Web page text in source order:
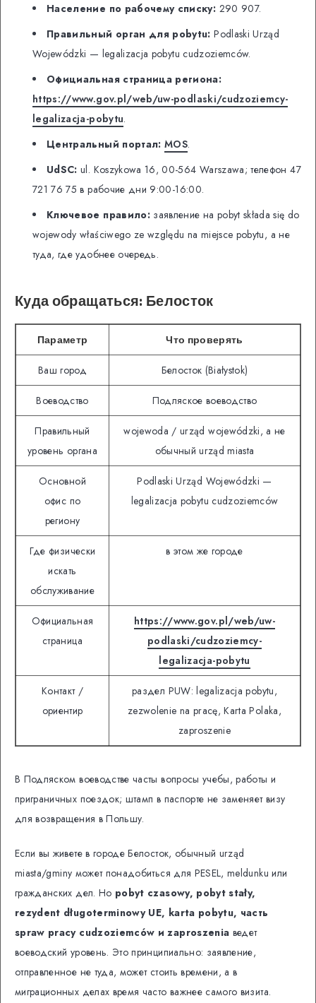
Население по рабочему списку: 290 907.
Правильный орган для pobytu: Podlaski Urząd
Wojewódzki — legalizacja pobytu cudzoziemców.
Официальная страница региона:
https://www.gov.pl/web/uw-podlaski/cudzoziemcy-
legalizacja-pobytu.
Центральный портал: MOS.
UdSC: ul. Koszykowa 16, 00-564 Warszawa; телефон 47
721 76 75 в рабочие дни 9:00-16:00.
Ключевое правило:заявление на pobyt składa się do
wojewody właściwego ze względu na miejsce pobytu, а не
туда, где удобнее очередь.
Куда обращаться: Белосток
Параметр Что проверять
Ваш город Белосток (Białystok)
Воеводство Подляское воеводство
Правильный
уровень органа
wojewoda / urząd wojewódzki, а не
обычный urząd miasta
Основной
офис по
региону
Podlaski Urząd Wojewódzki —
legalizacja pobytu cudzoziemców
Где физически
искать
обслуживание
в этом же городе
Официальная
страница
https://www.gov.pl/web/uw-
podlaski/cudzoziemcy-
legalizacja-pobytu
Контакт /
ориентир
раздел PUW: legalizacja pobytu,
zezwolenie na pracę, Karta Polaka,
zaproszenie
В Подляском воеводстве часты вопросы учебы, работы и
приграничных поездок; штамп в паспорте не заменяет визу
для возвращения в Польшу.
Если вы живете в городе Белосток, обычный urząd
miasta/gminy может понадобиться для PESEL, meldunku или
гражданских дел. Но pobyt czasowy, pobyt stały,
rezydent długoterminowy UE, karta pobytu, часть
spraw pracy cudzoziemców и zaproszenia ведет
воеводский уровень. Это принципиально: заявление,
отправленное не туда, может стоить времени, а в
миграционных делах время часто важнее самого визита.